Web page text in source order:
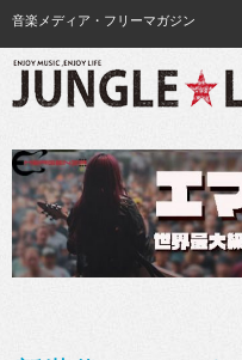
音楽メディア・フリーマガジン